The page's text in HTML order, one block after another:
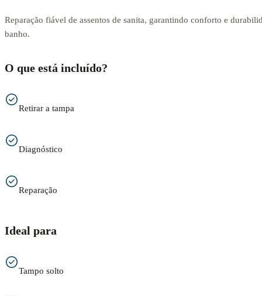
Reparação fiável de assentos de sanita, garantindo conforto e
banho.
O que está incluído?
Retirar a tampa
Diagnóstico
Reparação
Ideal para
Tampo solto